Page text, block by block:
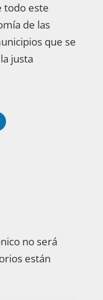
todo este
de las
que se
justa
no será
están